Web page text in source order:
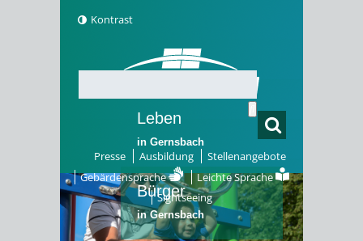
Kontrast
Presse Ausbildung
Stellenangebote
Gebärdensprache
Leichte Sprache
Sightseeing
Leben
in Gernsbach
Bürger
in Gernsbach